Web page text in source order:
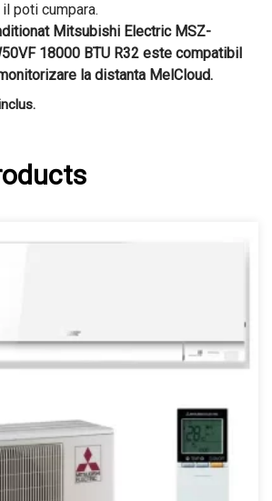
poti cumpara.
Mitsubishi Electric MSZ-
18000 BTU R32 este compatibil
la distanta MelCloud.